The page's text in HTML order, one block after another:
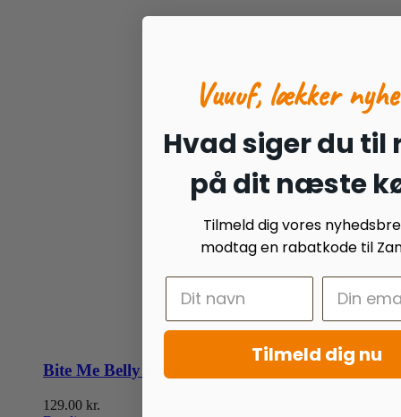
Bite Me Belly Uma
129.00 kr.
Vuuuf, lækker
Hvad siger du til
på dit næste
Tilmeld dig vores
modtag en rabatkode til
Tilmeld dig nu